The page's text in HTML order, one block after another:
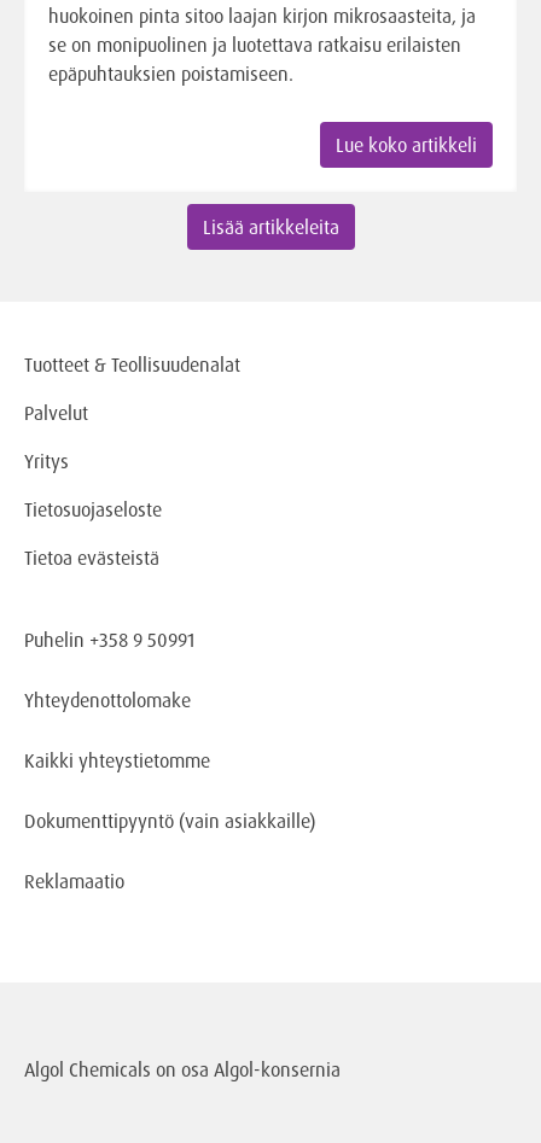
huokoinen pinta sitoo laajan kirjon mikrosaasteita, ja
se on monipuolinen ja luotettava ratkaisu erilaisten
epäpuhtauksien poistamiseen.
Lue koko artikkeli
Lisää artikkeleita
Tuotteet & Teollisuudenalat
Palvelut
Yritys
Tietosuojaseloste
Tietoa evästeistä
Puhelin +358 9 50991
Yhteydenottolomake
Kaikki yhteystietomme
Dokumenttipyyntö (vain asiakkaille)
Reklamaatio
Algol Chemicals on osa Algol-konsernia